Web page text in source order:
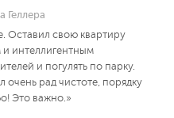
Геллера
Оставил свою квартиру
интеллигентным
и погулять по парку.
очень рад чистоте, порядку
Это важно.»